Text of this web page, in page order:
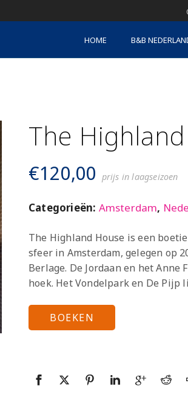
HOME B&B
The
€120,00 prijs in laagseizoen
Categorieën: Amsterdam,
The Highland House is een
sfeer in Amsterdam, gelegen op
Berlage. De Jordaan en het Anne
hoek. Het Vondelpark en De Pijp
BOEKEN